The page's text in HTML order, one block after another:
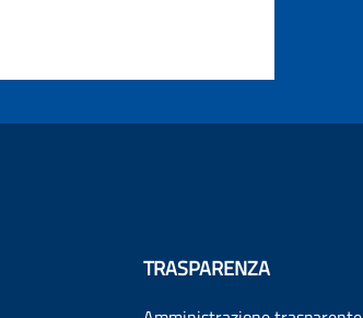
TRASPARENZA